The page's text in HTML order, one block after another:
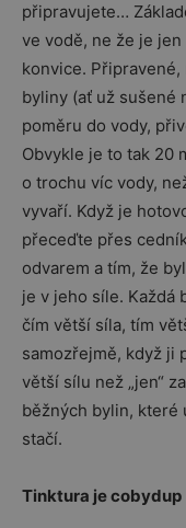
připravujete…
ve vodě, ne že je
konvice.
byliny (ať už sušené
poměru do vody,
Obvykle je to tak 20
o trochu víc vody,
vyvaří. Když je
přeceďte přes
odvarem a tím, že
je v jeho síle. Každá
čím větší síla, tím
samozřejmě, když ji
větší sílu než „jen“
běžných bylin, které
stačí.
Tinktura je cobydup